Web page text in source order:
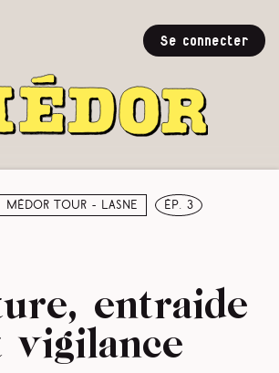
Se connecter
Médor Tour - Lasne ép. 3
entraide
vigilance